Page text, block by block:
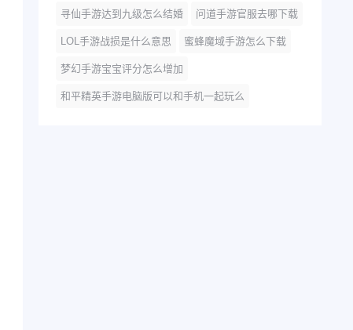
寻仙手游达到九级怎么结婚 问道手游官服去哪下载
LOL手游战损是什么意思 蜜蜂魔域手游怎么下载
梦幻手游宝宝评分怎么增加
和平精英手游电脑版可以和手机一起玩么